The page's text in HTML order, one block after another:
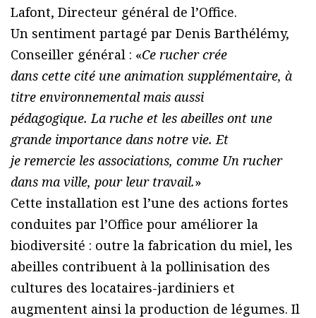
Lafont, Directeur général de l’Office.
Un sentiment partagé par Denis Barthélémy,
Conseiller général : «Ce rucher crée
dans cette cité une animation supplémentaire, à
titre environnemental mais aussi
pédagogique. La ruche et les abeilles ont une
grande importance dans notre vie. Et
je remercie les associations, comme Un rucher
dans ma ville, pour leur travail.»
Cette installation est l’une des actions fortes
conduites par l’Office pour améliorer la
biodiversité : outre la fabrication du miel, les
abeilles contribuent à la pollinisation des
cultures des locataires-jardiniers et
augmentent ainsi la production de légumes. Il